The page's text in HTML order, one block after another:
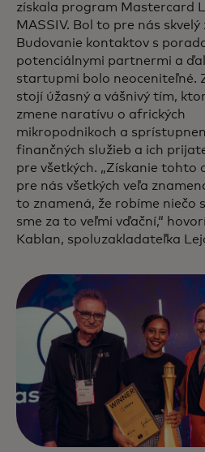
získala program Mastercard
MASSIV. Bol to pre nás skvelý
Budovanie kontaktov s
potenciálnymi partnermi a
startupmi bolo neoceniteľné.
stojí úžasný a vášnivý tím,
zmene naratívu o afrických
mikropodnikoch a
finančných služieb a ich
pre všetkých. „Získanie tohto
pre nás všetkých veľa
to znamená, že robíme niečo
sme za to veľmi vďační,“
Kablan, spoluzakladateľka